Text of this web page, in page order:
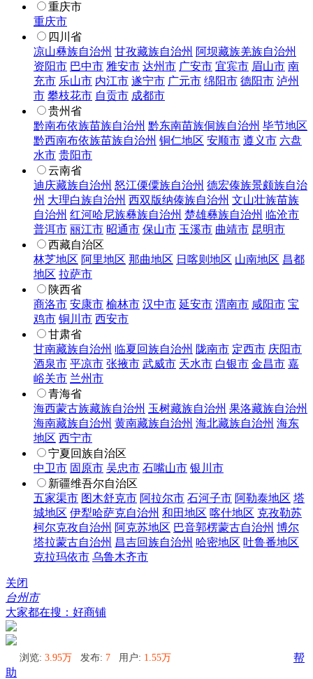
重庆市
重庆市
四川省
凉山彝族自治州 甘孜藏族自治州 阿坝藏族羌族自治州
资阳市 巴中市 雅安市 达州市 广安市 宜宾市 眉山市 南
充市 乐山市 内江市 遂宁市 广元市 绵阳市 德阳市 泸州
市 攀枝花市 自贡市 成都市
贵州省
黔南布依族苗族自治州 黔东南苗族侗族自治州 毕节地区
黔西南布依族苗族自治州 铜仁地区 安顺市 遵义市 六盘
水市 贵阳市
云南省
迪庆藏族自治州 怒江傈僳族自治州 德宏傣族景颇族自治
州 大理白族自治州 西双版纳傣族自治州 文山壮族苗族
自治州 红河哈尼族彝族自治州 楚雄彝族自治州 临沧市
普洱市 丽江市 昭通市 保山市 玉溪市 曲靖市 昆明市
西藏自治区
林芝地区 阿里地区 那曲地区 日喀则地区 山南地区 昌都
地区 拉萨市
陕西省
商洛市 安康市 榆林市 汉中市 延安市 渭南市 咸阳市 宝
鸡市 铜川市 西安市
甘肃省
甘南藏族自治州 临夏回族自治州 陇南市 定西市 庆阳市
酒泉市 平凉市 张掖市 武威市 天水市 白银市 金昌市 嘉
峪关市 兰州市
青海省
海西蒙古族藏族自治州 玉树藏族自治州 果洛藏族自治州
海南藏族自治州 黄南藏族自治州 海北藏族自治州 海东
地区 西宁市
宁夏回族自治区
中卫市 固原市 吴忠市 石嘴山市 银川市
新疆维吾尔自治区
五家渠市 图木舒克市 阿拉尔市 石河子市 阿勒泰地区 塔
城地区 伊犁哈萨克自治州 和田地区 喀什地区 克孜勒苏
柯尔克孜自治州 阿克苏地区 巴音郭楞蒙古自治州 博尔
塔拉蒙古自治州 昌吉回族自治州 哈密地区 吐鲁番地区
克拉玛依市 乌鲁木齐市
关闭
台州市
大家都在搜：好商铺
浏览: 3.95万 发布: 7 用户: 1.55万
帮
助